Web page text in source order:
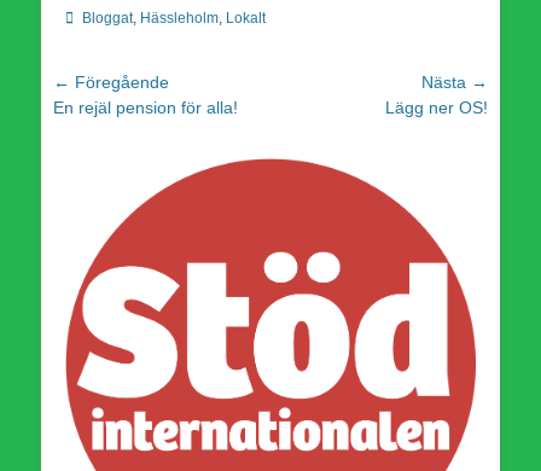
Kategorier
Bloggat, Hässleholm Lokalt
Inläggsnavigering
← Föregående
Föregående
En rejäl pension för alla!
Nästa →
Lägg ner OS!